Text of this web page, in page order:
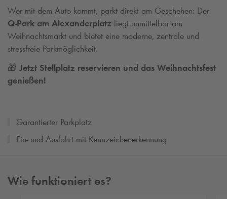
Wer mit dem Auto kommt, parkt direkt am Geschehen: Der
Q-Park am Alexanderplatz liegt unmittelbar am
Weihnachtsmarkt und bietet eine moderne, zentrale und
stressfreie Parkmöglichkeit.
🎁 Jetzt Stellplatz reservieren und das Weihnachtsfest
genießen!
Garantierter Parkplatz
Ein- und Ausfahrt mit Kennzeichenerkennung
Wie funktioniert es?